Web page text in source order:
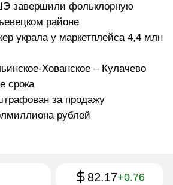
завершили фольклорную
районе
украла у маркетплейса 4,4 млн
Хованское – Кулачево
срока
за продажу
рублей
82.17+0.76